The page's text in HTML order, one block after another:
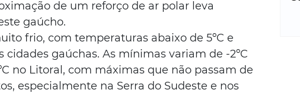
de um reforço de ar polar leva
gaúcho.
frio, com temperaturas abaixo de 5ºC e
cidades gaúchas. As mínimas variam de -2ºC
no Litoral, com máximas que não passam de
especialmente na Serra do Sudeste e nos